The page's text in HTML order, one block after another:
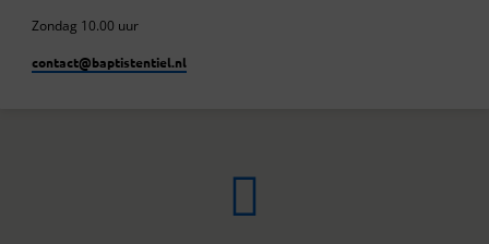
Zondag 10.00 uur
contact​@baptistentiel.nl